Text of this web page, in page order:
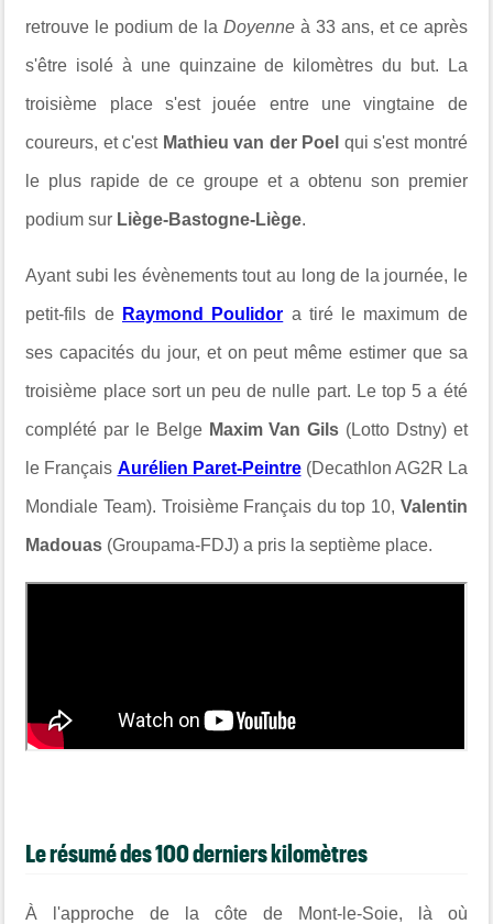
retrouve le podium de laDoyenne à 33 ans, et ce après
s'être isolé à une quinzaine de kilomètres du but. La
troisième place s'est jouée entre une vingtaine de
coureurs, et c'est Mathieu van der Poel qui s'est montré
le plus rapide de ce groupe et a obtenu son premier
podium sur Liège-Bastogne-Liège.
Ayant subi les évènements tout au long de la journée, le
petit-fils de Raymond Poulidor a tiré le maximum de
ses capacités du jour, et on peut même estimer que sa
troisième place sort un peu de nulle part. Le top 5 a été
complété par le Belge Maxim Van Gils (Lotto Dstny) et
le Français Aurélien Paret-Peintre(Decathlon AG2R La
Mondiale Team). Troisième Français du top 10, Valentin
Madouas (Groupama-FDJ) a pris la septième place.
Le résumé des 100 derniers kilomètres
À l'approche de la côte de Mont-le-Soie, là où